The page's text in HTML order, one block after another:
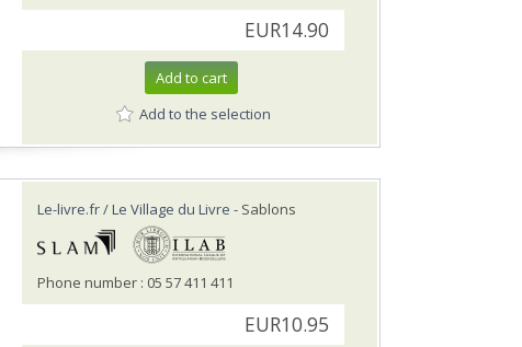
EUR14.90
Add to cart
Add to the selection
Le-livre.fr / Le Village du Livre - Sablons
Phone number : 05 57 411 411
EUR10.95